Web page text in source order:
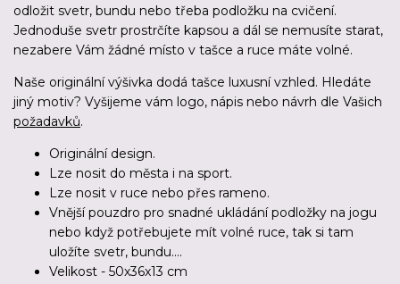
odložit svetr, bundu nebo třeba podložku na cvičení.
Jednoduše svetr prostrčíte kapsou a dál se nemusíte starat,
nezabere Vám žádné místo v tašce a ruce máte volné.
Naše originální výšivka dodá tašce luxusní vzhled. Hledáte
jiný motiv? Vyšijeme vám logo, nápis nebo návrh dle Vašich
požadavků.
Originální design.
Lze nosit do města i na sport.
Lze nosit v ruce nebo přes rameno.
Vnější pouzdro pro snadné ukládání podložky na jogu
nebo když potřebujete mít volné ruce, tak si tam
uložíte svetr, bundu....
Velikost - 50x36x13 cm